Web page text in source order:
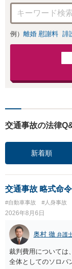
例） 離婚 慰謝料 誹
交通事故の法律
新着順
交通事故 略式命
#自動車事故 #人身事故
2026年8月6日
奥村 徹 弁護
裁判費用については
全体としてのソロバ